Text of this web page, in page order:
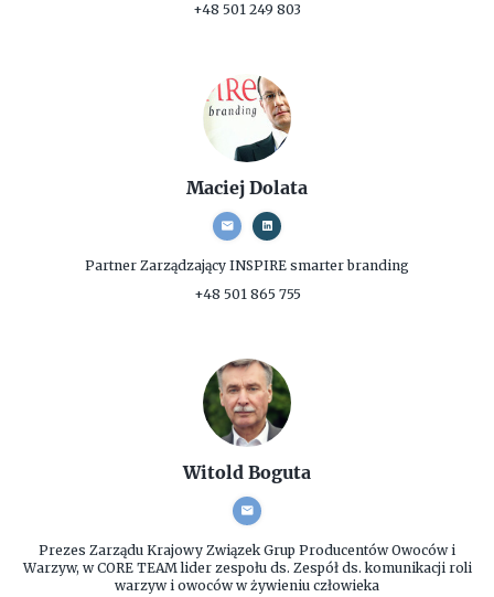
+48 501 249 803
Maciej Dolata
Partner Zarządzający INSPIRE smarter branding
+48 501 865 755
Witold Boguta
Prezes Zarządu Krajowy Związek Grup Producentów Owoców i
Warzyw, w CORE TEAM lider zespołu ds. Zespół ds. komunikacji roli
warzyw i owoców w żywieniu człowieka